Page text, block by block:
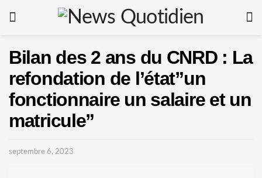
Bilan des 2 ans du CNRD : La
refondation de l’état”un
fonctionnaire un salaire et un
matricule”
septembre 6, 2023